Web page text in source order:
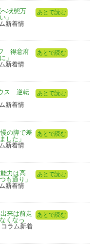
状態万
」
新着情
あとで読む
フ 得意府
」
新着情
あとで読む
ウス 逆転
新着情
あとで読む
の脚で差
した」
新着情
あとで読む
力は高
も通り」
新着情
あとで読む
来は前走
くなっ
ラム新着
あとで読む